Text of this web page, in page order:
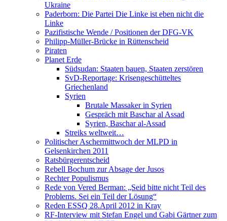
Ukraine
Paderborn: Die Partei Die Linke ist eben nicht die
Linke
Pazifistische Wende / Positionen der DFG-VK
Philipp-Müller-Brücke in Rüttenscheid
Piraten
Planet Erde
Südsudan: Staaten bauen, Staaten zerstören
SvD-Reportage: Krisengeschütteltes
Griechenland
Syrien
Brutale Massaker in Syrien
Gespräch mit Baschar al Assad
Syrien, Baschar al-Assad
Streiks weltweit…
Politischer Aschermittwoch der MLPD in
Gelsenkirchen 2011
Ratsbürgerentscheid
Rebell Bochum zur Absage der Jusos
Rechter Populismus
Rede von Vered Berman: „Seid bitte nicht Teil des
Problems. Sei ein Teil der Lösung“
Reden ESSQ 28.April 2012 in Kray
RF-Interview mit Stefan Engel und Gabi Gärtner zum